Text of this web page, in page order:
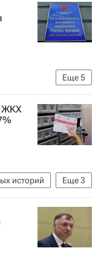
Еще5
ЖКХ
Еще3
историй